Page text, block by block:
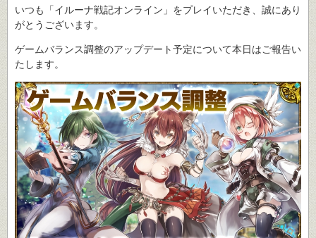
いつも「イルーナ戦記オンライン」をプレイいただき、誠にあり
がとうございます。
ゲームバランス調整のアップデート予定について本日はご報告い
たします。